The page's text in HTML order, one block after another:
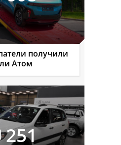
получили
Атом
251